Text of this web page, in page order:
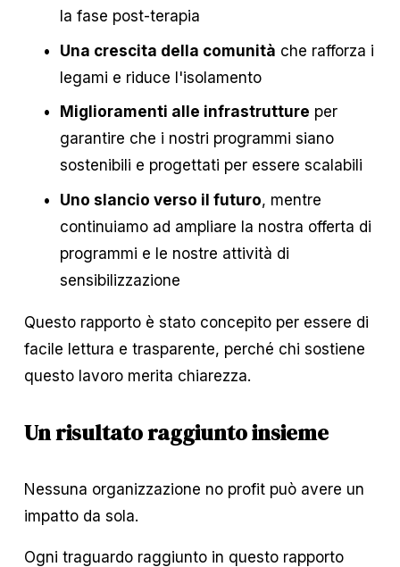
la fase post-terapia
Una crescita della comunità che rafforza i
legami e riduce l'isolamento
Miglioramenti alle infrastrutture per
garantire che i nostri programmi siano
sostenibili e progettati per essere scalabili
Uno slancio verso il futuro, mentre
continuiamo ad ampliare la nostra offerta di
programmi e le nostre attività di
sensibilizzazione
Questo rapporto è stato concepito per essere di
facile lettura e trasparente, perché chi sostiene
questo lavoro merita chiarezza.
Un risultato raggiunto insieme
Nessuna organizzazione no profit può avere un
impatto da sola.
Ogni traguardo raggiunto in questo rapporto